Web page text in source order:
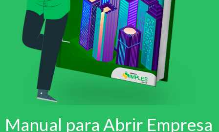
Manual para Abrir Empresa